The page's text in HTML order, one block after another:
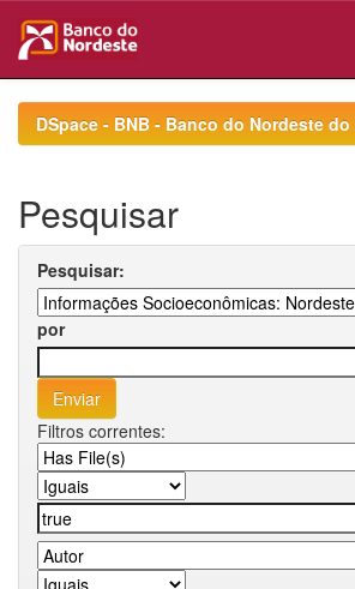
navigationDSpace - BNB - Banco do Nordeste
Pesquisar
Pesquisar:
por
Filtros correntes: